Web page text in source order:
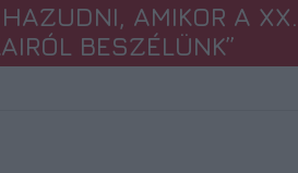
AMIKOR A XX.
BESZÉLÜNK”